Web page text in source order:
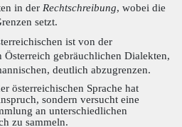
in der Rechtschreibung, wobei die
setzt.
ist von der
Österreich gebräuchlichen Dialekten,
deutlich abzugrenzen.
österreichischen Sprache hat
sondern versucht eine
an unterschiedlichen
zu sammeln.